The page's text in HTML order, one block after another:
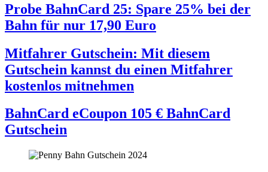
Probe BahnCard 25: Spare 25% bei der
Bahn für nur 17,90 Euro
Mitfahrer Gutschein: Mit diesem
Gutschein kannst du einen Mitfahrer
kostenlos mitnehmen
BahnCard eCoupon 105 € BahnCard
Gutschein